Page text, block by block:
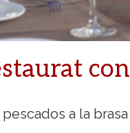
pescados a la